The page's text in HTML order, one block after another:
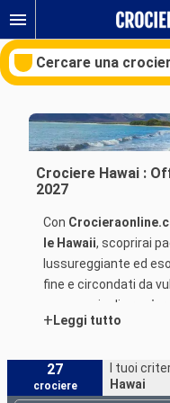
Cercare una
Porti
Crociere Hawai :
2027
Con
le Hawaii, scoprirai
lussureggiante ed
fine e circondati da
compagnie di
crociera
regione inpartenza
ola compagnia
+Leggi tutto
27
crociere
I tuoi
Hawai